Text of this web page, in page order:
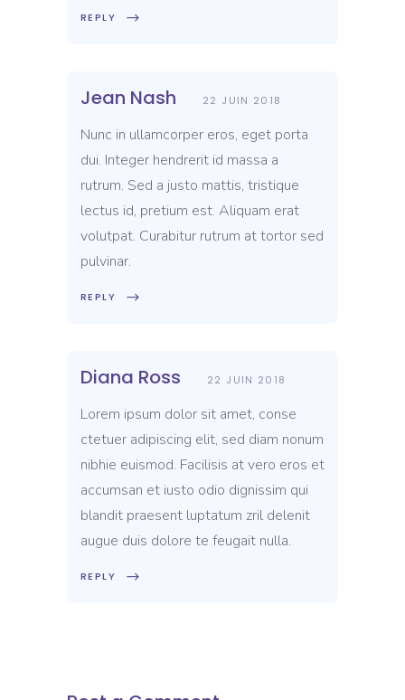
REPLY
Jean Nash 22 JUIN 2018
Nunc in ullamcorper eros, eget porta
dui. Integer hendrerit id massa a
rutrum. Sed a justo mattis, tristique
lectus id, pretium est. Aliquam erat
volutpat. Curabitur rutrum at tortor sed
pulvinar.
REPLY
Diana Ross 22 JUIN 2018
Lorem ipsum dolor sit amet, conse
ctetuer adipiscing elit, sed diam nonum
nibhie euismod. Facilisis at vero eros et
accumsan et iusto odio dignissim qui
blandit praesent luptatum zril delenit
augue duis dolore te feugait nulla.
REPLY